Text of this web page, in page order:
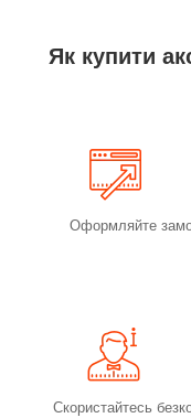
Як купити
Оформляйте
Скористайтесь